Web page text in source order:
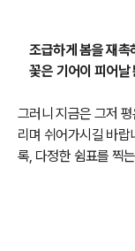
조급하게 봄을 재촉
꽃은 기어이 피어날
그러니 지금은 그저
리며 쉬어가시길 바
록, 다정한 쉼표를 찍